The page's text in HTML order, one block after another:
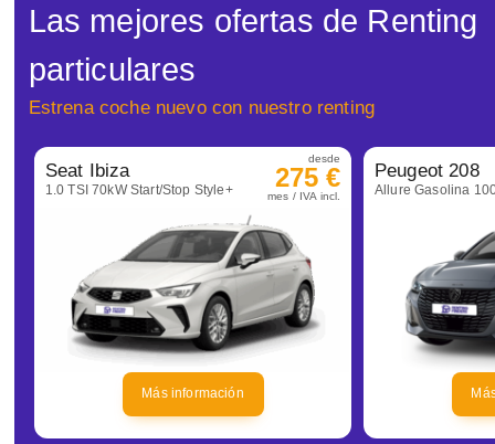
Las mejores ofertas de Renting
particulares
Estrena coche nuevo con nuestro renting
Seat Ibiza
1.0 TSI 70kW Start/Stop Style+
desde
275 €
mes / IVA incl.
Más información
Peugeot 208